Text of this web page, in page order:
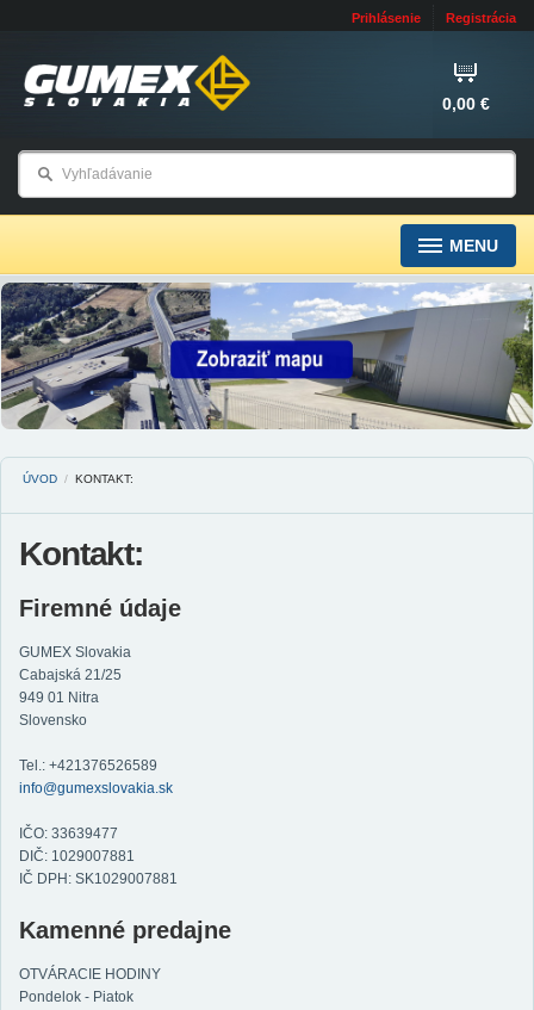
Prihlásenie Registrácia
0,00 €
MENU
ÚVOD / KONTAKT:
Kontakt:
Firemné údaje
GUMEX Slovakia
Cabajská 21/25
949 01 Nitra
Slovensko
Tel.: +421376526589
info@gumexslovakia.sk
IČO: 33639477
DIČ: 1029007881
IČ DPH: SK1029007881
Kamenné predajne
OTVÁRACIE HODINY
Pondelok - Piatok